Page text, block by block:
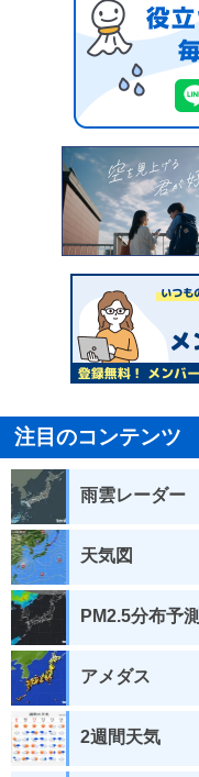
注目のコンテンツ
雨雲レーダー
天気図
PM2.5分布予測
アメダス
2週間天気